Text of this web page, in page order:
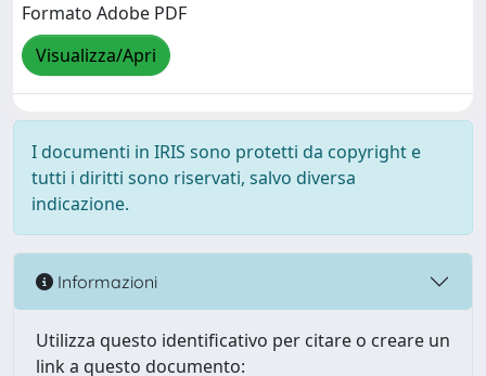
Formato Adobe PDF
Visualizza/Apri
I documenti in IRIS sono protetti da copyright e
tutti i diritti sono riservati, salvo diversa
indicazione.
Informazioni
Utilizza questo identificativo per citare o creare un
link a questo documento: